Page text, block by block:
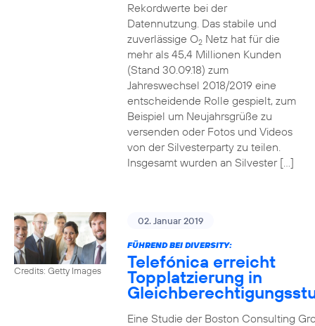
Rekordwerte bei der
Datennutzung. Das stabile und
zuverlässige O2Netz hat für die
mehr als 45,4 Millionen Kunden
(Stand 30.09.18) zum
Jahreswechsel 2018/2019 eine
entscheidende Rolle gespielt, zum
Beispiel um Neujahrsgrüße zu
versenden oder Fotos und Videos
von der Silvesterparty zu teilen.
Insgesamt wurden an Silvester […]
Credits: Getty Images
02. Januar 2019
FÜHREND BEI DIVERSITY:
Telefónica erreicht
Topplatzierung in
Eine Studie der Boston Consulting